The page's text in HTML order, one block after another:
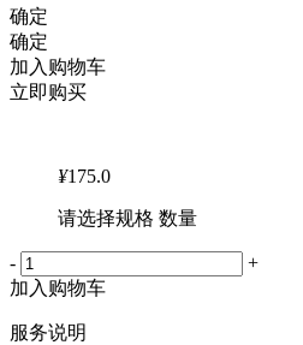
确定
确定
加入购物车
立即购买
¥175.0
请选择规格 数量
-
+
加入购物车
服务说明